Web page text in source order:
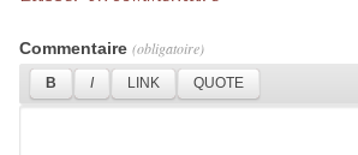
Commentaire (obligatoire)